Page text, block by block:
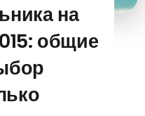
на
общие